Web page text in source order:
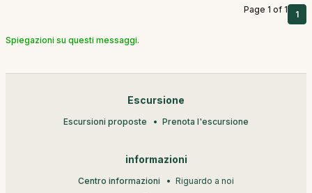
Page 1 of 1 1
Spiegazioni su questi messaggi.
Escursione
Escursioni proposte Prenota l'escursione
informazioni
Centro informazioni Riguardo a noi